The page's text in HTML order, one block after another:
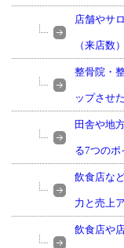
店舗やサ
（来店数
整骨院・
ップさせ
田舎や地
る7つのポ
飲食店な
力と売上
飲食店や